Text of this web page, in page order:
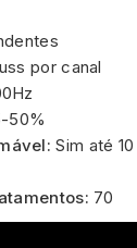
por canal
50%
Sim até
70